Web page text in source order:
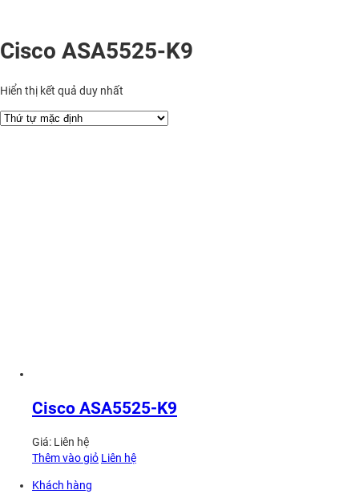
Cisco ASA5525-K9
Hiển thị kết quả duy nhất
Cisco ASA5525-K9
Giá: Liên hệ
Thêm vào giỏ Liên hệ
Khách hàng